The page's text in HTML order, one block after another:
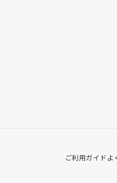
ご利用ガイド よ